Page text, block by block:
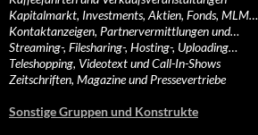
Kapitalmarkt, Investments, Aktien, Fonds, MLM…
Kontaktanzeigen, Partnervermittlungen und…
Streaming-, Filesharing-, Hosting-, Uploading…
Teleshopping, Videotext und Call-In-Shows
Zeitschriften, Magazine und Pressevertriebe
Sonstige Gruppen und Konstrukte